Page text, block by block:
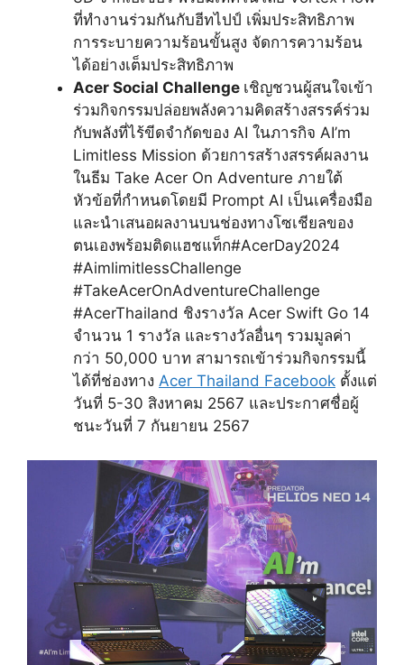
ที่ทำงานร่วมกันกับฮีทไปป์ เพิ่มประสิทธิภาพ
การระบายความร้อนขั้นสูง จัดการความร้อน
ได้อย่างเต็มประสิทธิภาพ
Acer Social Challenge เชิญชวนผู้สนใจเข้า
ร่วมกิจกรรมปล่อยพลังความคิดสร้างสรรค์ร่วม
กับพลังที่ไร้ขีดจำกัดของ AI ในภารกิจ AI’m
Limitless Mission ด้วยการสร้างสรรค์ผลงาน
ในธีม Take Acer On Adventure ภายใต้
หัวข้อที่กำหนดโดยมี Prompt AI เป็นเครื่องมือ
และนำเสนอผลงานบนช่องทางโซเชียลของ
ตนเองพร้อมติดแฮชแท็ก#AcerDay2024
#AimlimitlessChallenge
#TakeAcerOnAdventureChallenge
#AcerThailand ชิงรางวัล Acer Swift Go 14
จำนวน 1 รางวัล และรางวัลอื่นๆ รวมมูลค่า
กว่า 50,000 บาท สามารถเข้าร่วมกิจกรรมนี้
ได้ที่ช่องทาง Acer Thailand Facebook ตั้งแต่
วันที่ 5-30 สิงหาคม 2567 และประกาศชื่อผู้
ชนะวันที่ 7 กันยายน 2567